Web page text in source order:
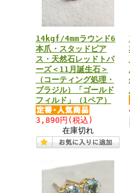
14kgf/4mmラウンド6
本爪・スタッドピア
ス・天然石レッドトパ
ーズ＜11月誕生石＞
（コーティング処理・
ブラジル）「ゴールド
フィルド」（1ペア）
3,890円 (税込)
在庫切れ